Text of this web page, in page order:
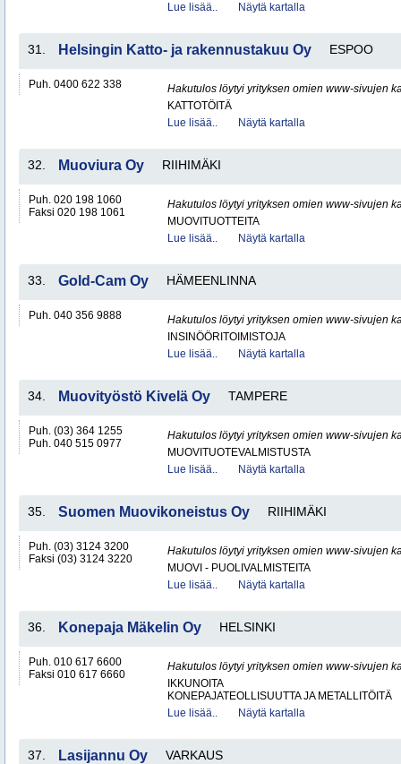
Lue lisää..
Näytä kartalla
31. Helsingin Katto- ja rakennustakuu Oy ESPOO
Puh. 0400 622 338
Hakutulos löytyi yrityksen omien www-sivujen
KATTOTÖITÄ
Lue lisää..
Näytä kartalla
32. Muoviura Oy RIIHIMÄKI
Puh. 020 198 1060
Faksi 020 198 1061
Hakutulos löytyi yrityksen omien www-sivujen
MUOVITUOTTEITA
Lue lisää..
Näytä kartalla
33. Gold-Cam Oy HÄMEENLINNA
Puh. 040 356 9888
Hakutulos löytyi yrityksen omien www-sivujen
INSINÖÖRITOIMISTOJA
Lue lisää..
Näytä kartalla
34. Muovityöstö Kivelä Oy TAMPERE
Puh. (03) 364 1255
Puh. 040 515 0977
Hakutulos löytyi yrityksen omien www-sivujen
MUOVITUOTEVALMISTUSTA
Lue lisää..
Näytä kartalla
35. Suomen Muovikoneistus Oy RIIHIMÄKI
Puh. (03) 3124 3200
Faksi (03) 3124 3220
Hakutulos löytyi yrityksen omien www-sivujen
MUOVI - PUOLIVALMISTEITA
Lue lisää..
Näytä kartalla
36. Konepaja Mäkelin Oy HELSINKI
Puh. 010 617 6600
Faksi 010 617 6660
Hakutulos löytyi yrityksen omien www-sivujen
IKKUNOITA
KONEPAJATEOLLISUUTTA JA METALLITÖITÄ
Lue lisää..
Näytä kartalla
37. Lasijannu Oy VARKAUS